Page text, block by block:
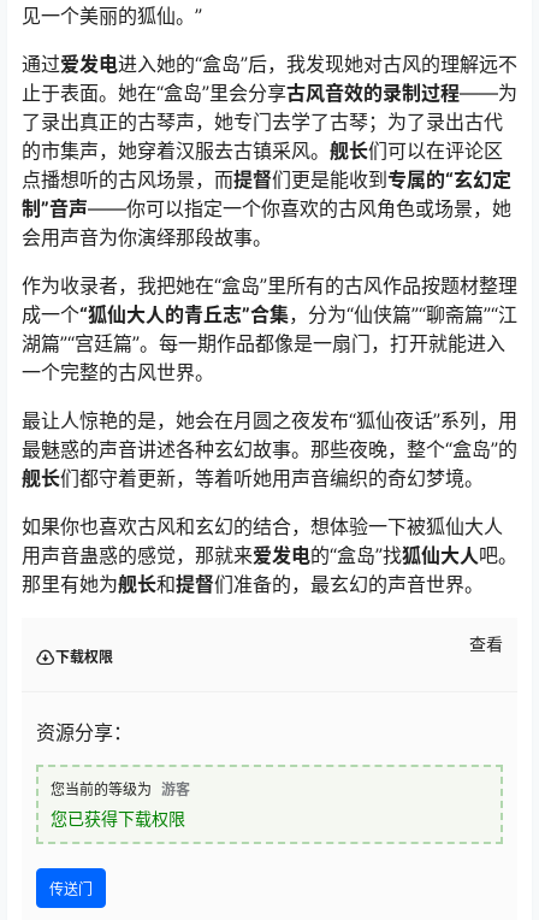
见一个美丽的狐仙。”
通过爱发电进入她的“盒岛”后，我发现她对古风的理解远不
止于表面。她在“盒岛”里会分享古风音效的录制过程——为
了录出真正的古琴声，她专门去学了古琴；为了录出古代
的市集声，她穿着汉服去古镇采风。 舰长们可以在评论区
点播想听的古风场景，而提督们更是能收到专属的“玄幻定
制”音声——你可以指定一个你喜欢的古风角色或场景，她
会用声音为你演绎那段故事。
作为收录者，我把她在“盒岛”里所有的古风作品按题材整理
成一个“狐仙大人的青丘志”合集，分为“仙侠篇”“聊斋篇”“江
湖篇”“宫廷篇”。每一期作品都像是一扇门，打开就能进入
一个完整的古风世界。
最让人惊艳的是，她会在月圆之夜发布“狐仙夜话”系列，用
最魅惑的声音讲述各种玄幻故事。那些夜晚，整个“盒岛”的
舰长们都守着更新，等着听她用声音编织的奇幻梦境。
如果你也喜欢古风和玄幻的结合，想体验一下被狐仙大人
用声音蛊惑的感觉，那就来爱发电的“盒岛”找狐仙大人吧。
那里有她为舰长和提督们准备的，最玄幻的声音世界。
下载权限
查看
资源分享：
您当前的等级为 游客
您已获得下载权限
传送门